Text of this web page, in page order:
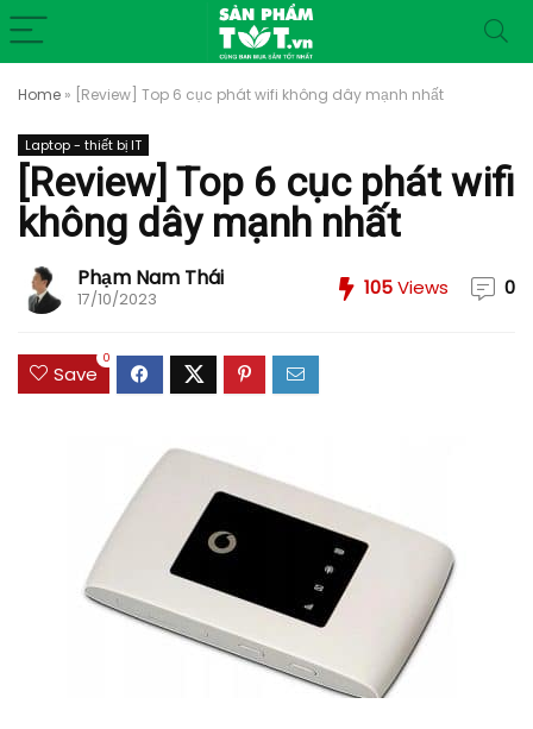
Home » [Review] Top 6 cục phát wifi không dây mạnh nhất
Laptop - thiết bị IT
[Review] Top 6 cục phát wifi
không dây mạnh nhất
Phạm Nam Thái
17/10/2023 105Views 0
Save
0